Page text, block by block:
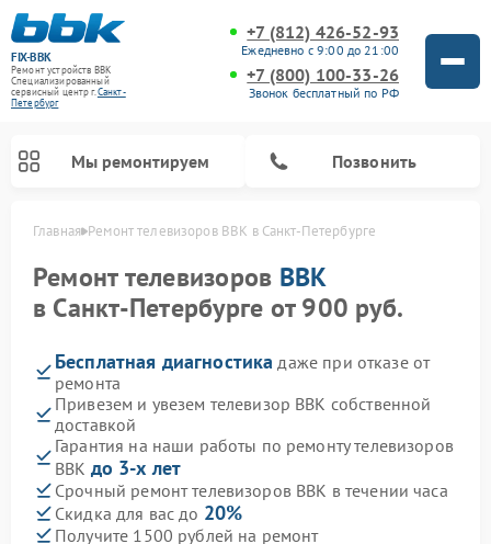
FIX-BBK
Ремонт устройств BBK
Специализированный
cервисный центр г.Санкт-
Петербург
+7 (812) 426-52-93
Ежедневно с 9:00 до 21:00
+7 (800) 100-33-26
Звонок бесплатный по РФ
Мы ремонтируем Позвонить
Главная Ремонт телевизоров BBK в Санкт-Петербурге
Ремонт телевизоров BBK
в Санкт-Петербурге от 900 руб.
Бесплатная диагностика даже при отказе от
ремонта
Привезем и увезем телевизор BBK собственной
доставкой
Гарантия на наши работы по ремонту телевизоров
BBK до 3-х лет
Срочный ремонт телевизоров BBK в течении часа
Скидка для вас до 20%
Получите 1500 рублей на ремонт